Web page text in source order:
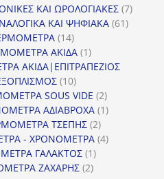
προϊόντα
ΚΑΙ ΩΡΟΛΟΓΙΑΚΕΣ 77
ΚΑΙ ΨΗΦΙΑΚΑ 6161
1414
προϊόντα
ΑΚΙΔΑ 11
προϊόν
ΑΚΙΔΑ|ΕΠΙΤΡΑΠΕΖΙΟΣ
1010
προϊόντα
SOUS VIDE 22
προϊόντα
ΑΔΙΑΒΡΟΧΑ 11
ΤΣΕΠΗΣ 22
προϊόντα
- ΧΡΟΝΟΜΕΤΡΑ 44
ΓΑΛΑΚΤΟΣ 11
προϊόν
ΖΑΧΑΡΗΣ 22